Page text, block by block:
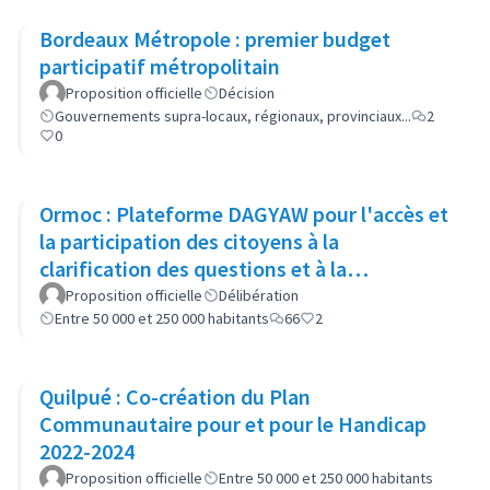
Bordeaux Métropole : premier budget
participatif métropolitain
Proposition officielle
Décision
Gouvernements supra-locaux, régionaux, provinciaux...
2
0
Ormoc : Plateforme DAGYAW pour l'accès et
la participation des citoyens à la
clarification des questions et à la
recommandation d'options politiques
Proposition officielle
Délibération
Entre 50 000 et 250 000 habitants
66 2
Quilpué : Co-création du Plan
Communautaire pour et pour le Handicap
2022-2024
Proposition officielle
Entre 50 000 et 250 000 habitants